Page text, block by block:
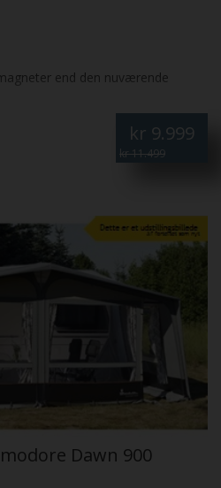
end den nuværende
kr 9.999
kr 11.499
Dawn 900